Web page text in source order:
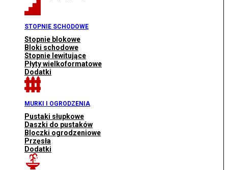
STOPNIE SCHODOWE
Stopnie blokowe
Bloki schodowe
Stopnie lewitujące
Płyty wielkoformatowe
Dodatki
MURKI I OGRODZENIA
Pustaki słupkowe
Daszki do pustaków
Bloczki ogrodzeniowe
Przęsła
Dodatki